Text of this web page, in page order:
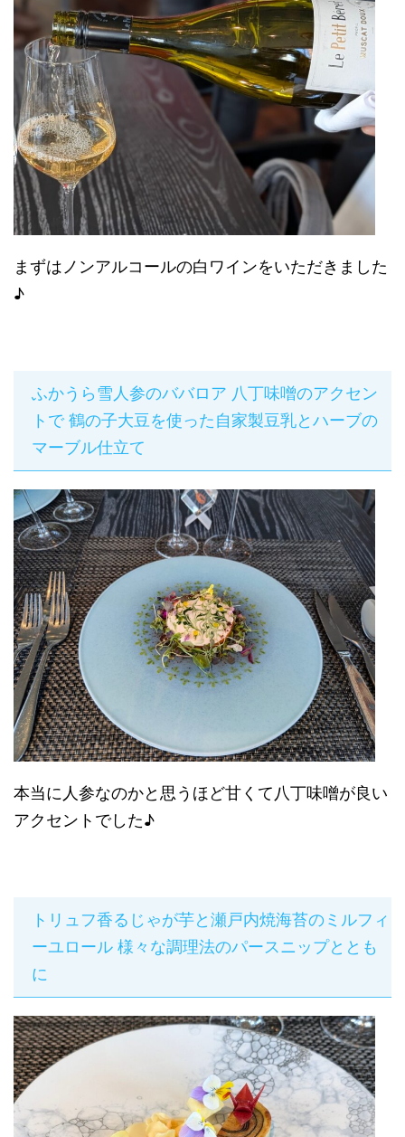
まずはノンアルコールの白ワインをいただきました
♪
ふかうら雪人参のババロア 八丁味噌のアクセン
トで 鶴の子大豆を使った自家製豆乳とハーブの
マーブル仕立て
本当に人参なのかと思うほど甘くて八丁味噌が良い
アクセントでした♪
トリュフ香るじゃが芋と瀬戸内焼海苔のミルフィ
ーユロール 様々な調理法のパースニップととも
に